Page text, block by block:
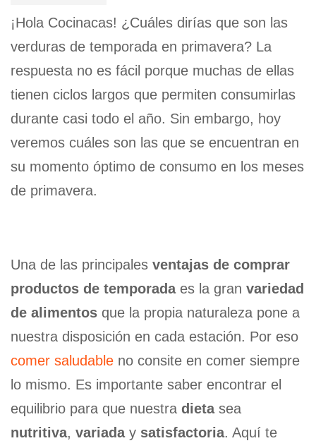
¡Hola Cocinacas! ¿Cuáles dirías que son las
verduras de temporada en primavera? La
respuesta no es fácil porque muchas de ellas
tienen ciclos largos que permiten consumirlas
durante casi todo el año. Sin embargo, hoy
veremos cuáles son las que se encuentran en
su momento óptimo de consumo en los meses
de primavera.
Una de las principales ventajas de comprar
productos de temporadaes la gran variedad
de alimentos que la propia naturaleza pone a
nuestra disposición en cada estación. Por eso
comer saludable no consite en comer siempre
lo mismo. Es importante saber encontrar el
equilibrio para que nuestra dietasea
nutritiva, variaday satisfactoria. Aquí te